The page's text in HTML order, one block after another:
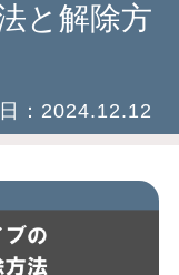
と解除方
： 2024.12.12